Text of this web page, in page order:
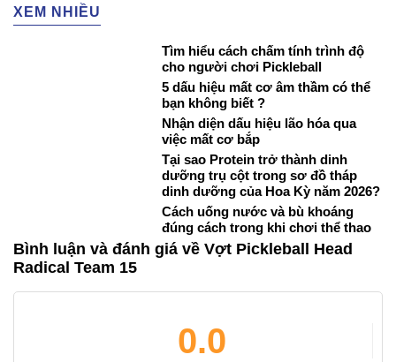
XEM NHIỀU
Tìm hiểu cách chấm tính trình độ
cho người chơi Pickleball
5 dấu hiệu mất cơ âm thầm có thể
bạn không biết ?
Nhận diện dấu hiệu lão hóa qua
việc mất cơ bắp
Tại sao Protein trở thành dinh
dưỡng trụ cột trong sơ đồ tháp
dinh dưỡng của Hoa Kỳ năm 2026?
Cách uống nước và bù khoáng
đúng cách trong khi chơi thể thao
Bình luận và đánh giá về Vợt Pickleball Head
Radical Team 15
0.0